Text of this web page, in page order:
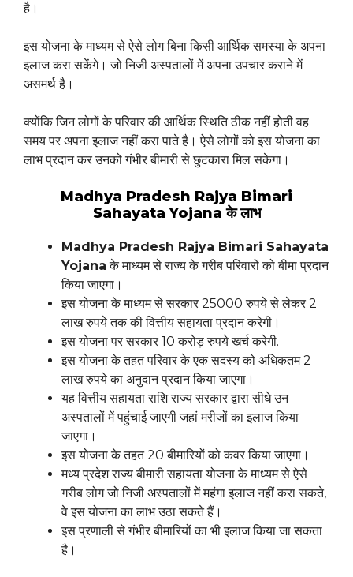
है।
इस योजना के माध्यम से ऐसे लोग बिना किसी आर्थिक समस्या के अपना
इलाज करा सकेंगे। जो निजी अस्पतालों में अपना उपचार कराने में
असमर्थ है।
क्योंकि जिन लोगों के परिवार की आर्थिक स्थिति ठीक नहीं होती वह
समय पर अपना इलाज नहीं करा पाते है। ऐसे लोगों को इस योजना का
लाभ प्रदान कर उनको गंभीर बीमारी से छुटकारा मिल सकेगा।
Madhya Pradesh Rajya Bimari
Sahayata Yojana के लाभ
Madhya Pradesh Rajya Bimari Sahayata
Yojana के माध्यम से राज्य के गरीब परिवारों को बीमा प्रदान
किया जाएगा।
इस योजना के माध्यम से सरकार 25000 रुपये से लेकर 2
लाख रुपये तक की वित्तीय सहायता प्रदान करेगी।
इस योजना पर सरकार 10 करोड़ रुपये खर्च करेगी.
इस योजना के तहत परिवार के एक सदस्य को अधिकतम 2
लाख रुपये का अनुदान प्रदान किया जाएगा।
यह वित्तीय सहायता राशि राज्य सरकार द्वारा सीधे उन
अस्पतालों में पहुंचाई जाएगी जहां मरीजों का इलाज किया
जाएगा।
इस योजना के तहत 20 बीमारियों को कवर किया जाएगा।
मध्य प्रदेश राज्य बीमारी सहायता योजना के माध्यम से ऐसे
गरीब लोग जो निजी अस्पतालों में महंगा इलाज नहीं करा सकते,
वे इस योजना का लाभ उठा सकते हैं।
इस प्रणाली से गंभीर बीमारियों का भी इलाज किया जा सकता
है।